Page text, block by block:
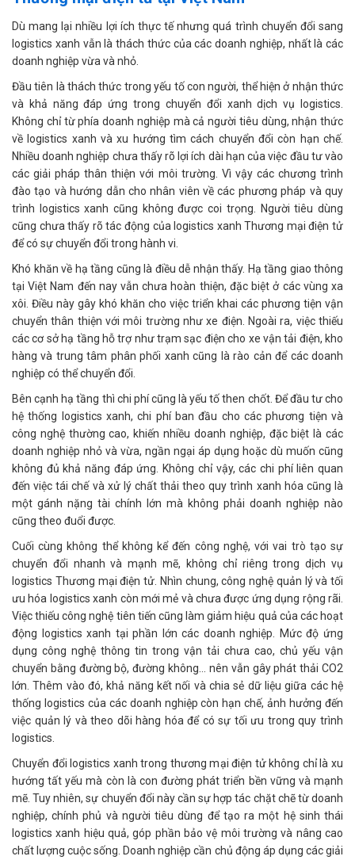
Dù mang lại nhiều lợi ích thực tế nhưng quá trình chuyển đổi sang
logistics xanh vẫn là thách thức của các doanh nghiệp, nhất là các
doanh nghiệp vừa và nhỏ.
Đầu tiên là thách thức trong yếu tố con người, thể hiện ở nhận thức
và khả năng đáp ứng trong chuyển đổi xanh dịch vụ logistics.
Không chỉ từ phía doanh nghiệp mà cả người tiêu dùng, nhận thức
về logistics xanh và xu hướng tìm cách chuyển đổi còn hạn chế.
Nhiều doanh nghiệp chưa thấy rõ lợi ích dài hạn của việc đầu tư vào
các giải pháp thân thiện với môi trường. Vì vậy các chương trình
đào tạo và hướng dẫn cho nhân viên về các phương pháp và quy
trình logistics xanh cũng không được coi trọng. Người tiêu dùng
cũng chưa thấy rõ tác động của logistics xanh Thương mại điện tử
để có sự chuyển đổi trong hành vi.
Khó khăn về hạ tầng cũng là điều dễ nhận thấy. Hạ tầng giao thông
tại Việt Nam đến nay vẫn chưa hoàn thiện, đặc biệt ở các vùng xa
xôi. Điều này gây khó khăn cho việc triển khai các phương tiện vận
chuyển thân thiện với môi trường như xe điện. Ngoài ra, việc thiếu
các cơ sở hạ tầng hỗ trợ như trạm sạc điện cho xe vận tải điện, kho
hàng và trung tâm phân phối xanh cũng là rào cản để các doanh
nghiệp có thể chuyển đổi.
Bên cạnh hạ tầng thì chi phí cũng là yếu tố then chốt. Để đầu tư cho
hệ thống logistics xanh, chi phí ban đầu cho các phương tiện và
công nghệ thường cao, khiến nhiều doanh nghiệp, đặc biệt là các
doanh nghiệp nhỏ và vừa, ngần ngại áp dụng hoặc dù muốn cũng
không đủ khả năng đáp ứng. Không chỉ vậy, các chi phí liên quan
đến việc tái chế và xử lý chất thải theo quy trình xanh hóa cũng là
một gánh nặng tài chính lớn mà không phải doanh nghiệp nào
cũng theo đuổi được.
Cuối cùng không thể không kể đến công nghệ, với vai trò tạo sự
chuyển đổi nhanh và mạnh mẽ, không chỉ riêng trong dịch vụ
logistics Thương mại điện tử. Nhìn chung, công nghệ quản lý và tối
ưu hóa logistics xanh còn mới mẻ và chưa được ứng dụng rộng rãi.
Việc thiếu công nghệ tiên tiến cũng làm giảm hiệu quả của các hoạt
động logistics xanh tại phần lớn các doanh nghiệp. Mức độ ứng
dụng công nghệ thông tin trong vận tải chưa cao, chủ yếu vận
chuyển bằng đường bộ, đường không… nên vẫn gây phát thải CO2
lớn. Thêm vào đó, khả năng kết nối và chia sẻ dữ liệu giữa các hệ
thống logistics của các doanh nghiệp còn hạn chế, ảnh hưởng đến
việc quản lý và theo dõi hàng hóa để có sự tối ưu trong quy trình
logistics.
Chuyển đổi logistics xanh trong thương mại điện tử không chỉ là xu
hướng tất yếu mà còn là con đường phát triển bền vững và mạnh
mẽ. Tuy nhiên, sự chuyển đổi này cần sự hợp tác chặt chẽ từ doanh
nghiệp, chính phủ và người tiêu dùng để tạo ra một hệ sinh thái
logistics xanh hiệu quả, góp phần bảo vệ môi trường và nâng cao
chất lượng cuộc sống. Doanh nghiệp cần chủ động áp dụng các giải